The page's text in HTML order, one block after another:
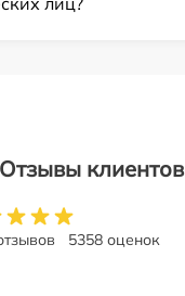
Отзывы клиентов
5358 оценок